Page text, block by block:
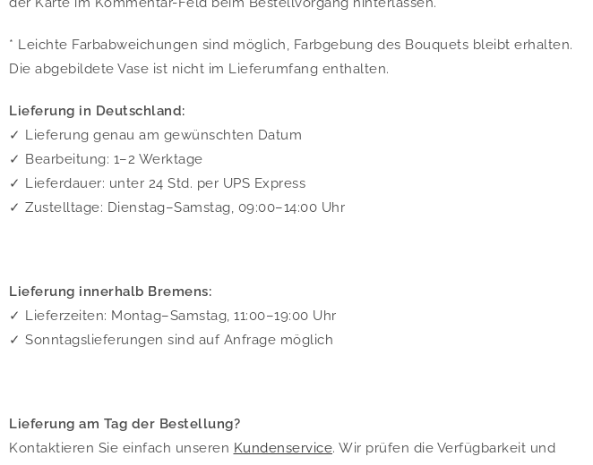
* Leichte Farbabweichungen sind möglich, Farbgebung des Bouquets bleibt erhalten.
Die abgebildete Vase ist nicht im Lieferumfang enthalten.
Lieferung in Deutschland:
✓ Lieferung genau am gewünschten Datum
✓ Bearbeitung: 1–2 Werktage
✓ Lieferdauer: unter 24 Std. per UPS Express
✓ Zustelltage: Dienstag–Samstag, 09:00–14:00 Uhr
Lieferung innerhalb Bremens:
✓ Lieferzeiten: Montag–Samstag, 11:00–19:00 Uhr
✓ Sonntagslieferungen sind auf Anfrage möglich
Lieferung am Tag der Bestellung?
Kontaktieren Sie einfach unseren Kundenservice. Wir prüfen die Verfügbarkeit und